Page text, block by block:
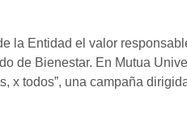
la Entidad el valor
de Bienestar. En Mutua
x todos”, una campaña